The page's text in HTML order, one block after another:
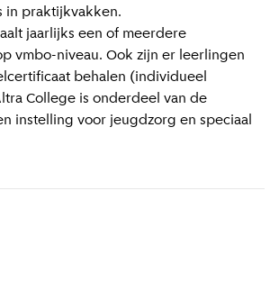
in praktijkvakken.
jaarlijks een of meerdere
vmbo-niveau. Ook zijn er leerlingen
behalen (individueel
College is onderdeel van de
instelling voor jeugdzorg en speciaal